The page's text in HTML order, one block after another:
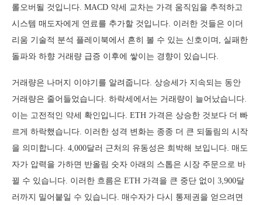
롤오버될 것입니다. MACD 약세 교차는 가격 움직임을 추적하고
시스템 매도자에게 연료를 추가할 것입니다. 이러한 것들은 이더
리움 기술적 분석 플레이북에서 흔히 볼 수 있는 신호이며, 실패한
돌파와 하향 거래량 급증 이후에 쌓이는 경향이 있습니다.
거래량은 나머지 이야기를 알려줍니다. 상승세가 지속되는 동안
거래량은 줄어들었습니다. 하락세에서는 거래량이 늘어났습니다.
이는 고전적인 약세 확인입니다. ETH 가격은 상승한 것보다 더 빠
르게 하락했습니다. 이러한 성격 변화는 종종 더 큰 되돌림의 시작
을 의미합니다. 4,000달러 근처의 유동성은 희박해 보입니다. 매도
자가 압력을 가하면 반올림 숫자 아래의 스톱은 시장 주문으로 바
뀔 수 있습니다. 이러한 흐름은 ETH 가격을 큰 중단 없이 3,900달
러까지 밀어붙일 수 있습니다. 매수자가 다시 통제권을 얻으려면